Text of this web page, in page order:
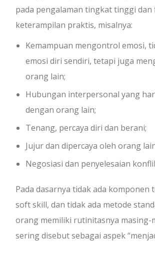
pada pengalaman tingkat tinggi dan
keterampilan praktis, misalnya:
Kemampuan mengontrol emosi,
emosi diri sendiri, tetapi juga
orang lain;
Hubungan interpersonal yang
dengan orang lain;
Tenang, percaya diri dan berani;
Jujur dan dipercaya oleh orang
Negosiasi dan penyelesaian
Pada dasarnya tidak ada komponen
soft skill, dan tidak ada metode
orang memiliki rutinitasnya masing-
sering disebut sebagai aspek